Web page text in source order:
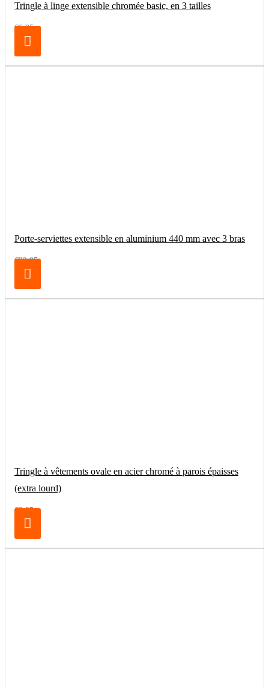
Tringle à linge extensible chromée basic, en 3 tailles
€6.95
Porte-serviettes extensible en aluminium 440 mm avec 3 bras
€32.95
Tringle à vêtements ovale en acier chromé à parois épaisses
(extra lourd)
€8.25